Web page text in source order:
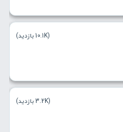
(10.1K بازدید)
(3.2K بازدید)